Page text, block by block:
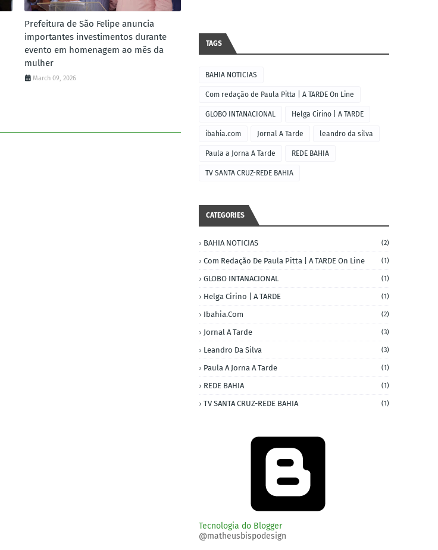
Prefeitura de São Felipe anuncia
importantes investimentos durante
evento em homenagem ao mês da
mulher
March 09, 2026
TAGS
BAHIA NOTICIAS
Com redação de Paula Pitta | A TARDE On Line
GLOBO INTANACIONAL Helga Cirino | A TARDE
ibahia.com Jornal A Tarde leandro da silva
Paula a Jorna A Tarde REDE BAHIA
TV SANTA CRUZ-REDE BAHIA
CATEGORIES
BAHIA NOTICIAS (2)
Com Redação De Paula Pitta | A TARDE On Line (1)
GLOBO INTANACIONAL (1)
Helga Cirino | A TARDE (1)
Ibahia.com (2)
Jornal A Tarde (3)
Leandro Da Silva (3)
Paula A Jorna A Tarde (1)
REDE BAHIA (1)
TV SANTA CRUZ-REDE BAHIA (1)
Tecnologia do Blogger
@matheusbispodesign